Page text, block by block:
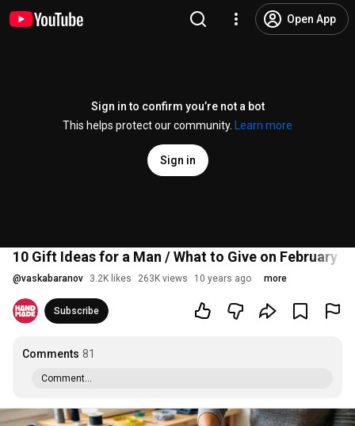
Open App
Sign in to confirm you’re not a bot
This helps protect our community.
Learn more
Sign in
10 Gift Ideas for a Man / What to Give on February
@vaskabaranov 3.2K likes 263K views 10 years ago more
Subscribe
Comments 81
Comment...